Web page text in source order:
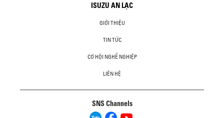
ISUZU AN LẠC
GIỚI THIỆU
TIN TỨC
CƠ HỘI NGHỀ NGHIỆP
LIÊN HỆ
SNS Channels